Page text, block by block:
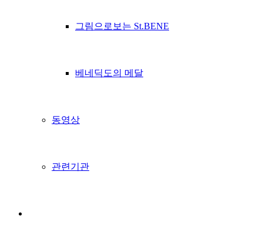
그림으로보는 St.BENE
베네딕도의 메달
동영상
관련기관